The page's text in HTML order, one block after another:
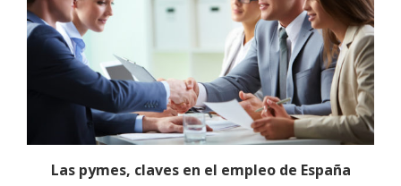
Las pymes, claves en el empleo de España